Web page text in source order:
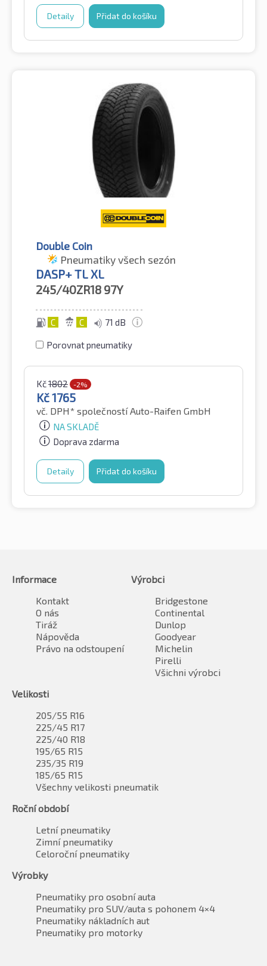
Detaily Přidat do košíku
Double Coin
Pneumatiky všech sezón
DASP+ TL XL
245/40ZR18 97Y
C C 71 dB
Porovnat pneumatiky
Kč1802 -2%
Kč1765
vč. DPH* společností Auto-Raifen GmbH
NA SKLADĚ
Doprava zdarma
Detaily Přidat do košíku
Informace
Kontakt
O nás
Tiráž
Nápověda
Právo na odstoupení
Výrobci
Bridgestone
Continental
Dunlop
Goodyear
Michelin
Pirelli
Všichni výrobci
Velikosti
205/55 R16
225/45 R17
225/40 R18
195/65 R15
235/35 R19
185/65 R15
Všechny velikosti pneumatik
Roční období
Letní pneumatiky
Zimní pneumatiky
Celoroční pneumatiky
Výrobky
Pneumatiky pro osobní auta
Pneumatiky pro SUV/auta s pohonem 4×4
Pneumatiky nákladních aut
Pneumatiky pro motorky